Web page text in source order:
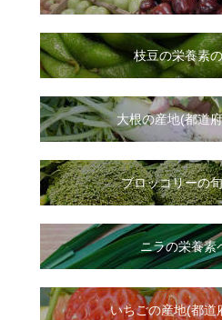
枝豆の栄養素
大根の産地(都道
ブロッコリーの
ニラの栄養素
いちごの産地(都道